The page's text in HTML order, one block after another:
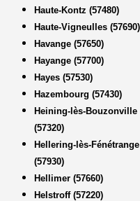
Haute-Kontz (57480)
Haute-Vigneulles (57690)
Havange (57650)
Hayange (57700)
Hayes (57530)
Hazembourg (57430)
Heining-lès-Bouzonville
(57320)
Hellering-lès-Fénétrange
(57930)
Hellimer (57660)
Helstroff (57220)